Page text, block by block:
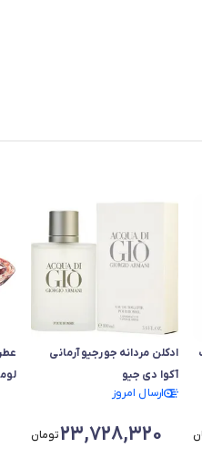
ادکلن‌ مردانه جورجیو آرمانی
آکوا دی جیو
ارسال امروز
23,728,320تومان